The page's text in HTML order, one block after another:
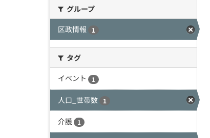
グループ
区政情報
1
タグ
イベント
1
人口_世帯数 1
介護 1